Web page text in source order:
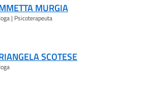
MURGIA
| Psicoterapeuta
SCOTESE